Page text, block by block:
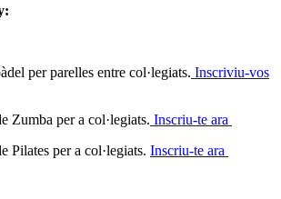
per parelles entre col·legiats. Inscriviu-vos
Zumba per a col·legiats. Inscriu-te ara
Pilates per a col·legiats. Inscriu-te ara